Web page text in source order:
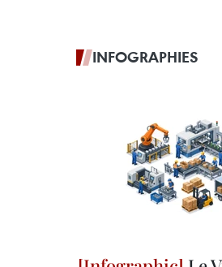
INFOGRAPHIES